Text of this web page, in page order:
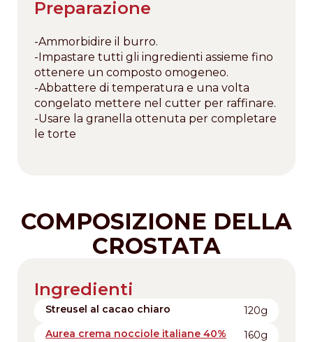
Preparazione
-Ammorbidire il burro.
-Impastare tutti gli ingredienti assieme fino
ottenere un composto omogeneo.
-Abbattere di temperatura e una volta
congelato mettere nel cutter per raffinare.
-Usare la granella ottenuta per completare
le torte
COMPOSIZIONE DELLA
CROSTATA
Ingredienti
Streusel al cacao chiaro
120g
Aurea crema nocciole italiane 40%
160g